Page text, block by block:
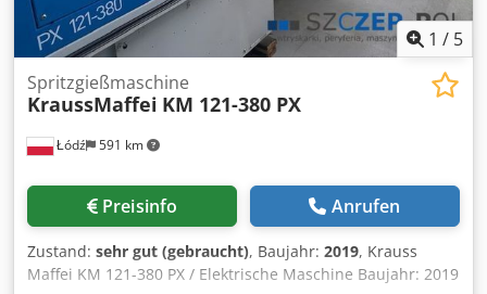
1 / 5
Łódź 591 km
Spritzgießmaschine
KraussMaffei KM 121-380 PX
Preisinfo Anrufen
Zustand: sehr gut (gebraucht), Baujahr: 2019, Krauss
Maffei KM 121-380 PX / Elektrische Maschine Baujahr: 2019